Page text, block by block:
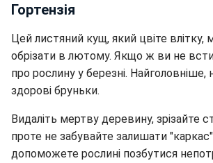
Гортензія
Цей листяний кущ, який цвіте влітку,
обрізати в лютому. Якщо ж ви не
про рослину у березні. Найголовніше,
здорові бруньки.
Видаліть мертву деревину, зрізайте
проте не забувайте залишати
допоможете рослині позбутися